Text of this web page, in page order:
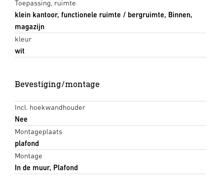
Toepassing, ruimte
klein kantoor, functionele ruimte / bergruimte, Binnen,
magazijn
kleur
wit
Bevestiging/montage
Incl. hoekwandhouder
Nee
Montageplaats
plafond
Montage
In de muur, Plafond